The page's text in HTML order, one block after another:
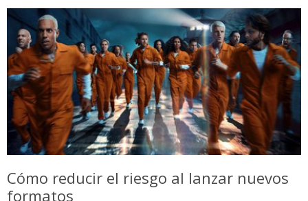
Cómo reducir el riesgo al lanzar nuevos
formatos